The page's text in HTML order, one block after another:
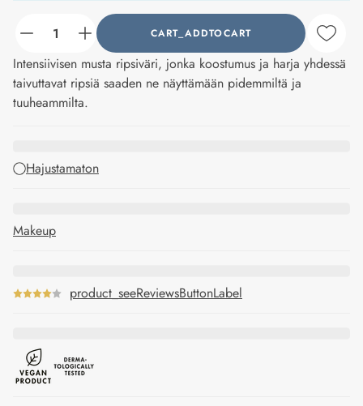
counter_current CART_ADDTOCART
Intensiivisen musta ripsiväri, jonka koostumus ja harja yhdessä
taivuttavat ripsiä saaden ne näyttämään pidemmiltä ja
tuuheammilta.
Hajustamaton
Makeup
product_seeReviewsButtonLabel